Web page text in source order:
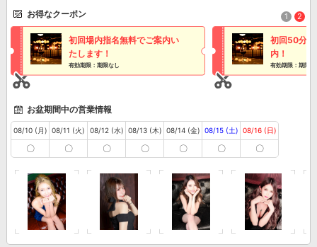
お得なクーポン
初回場内指名無料でご案内い
たします！
有効期限：期限なし
初回50分
内！
有効期限：期限な
1 2
お盆期間中の営業情報
08/10 (月)
〇
08/11 (火)
〇
08/12 (水)
〇
08/13 (木)
〇
08/14 (金)
〇
08/15 (土)
〇
08/16 (日)
〇